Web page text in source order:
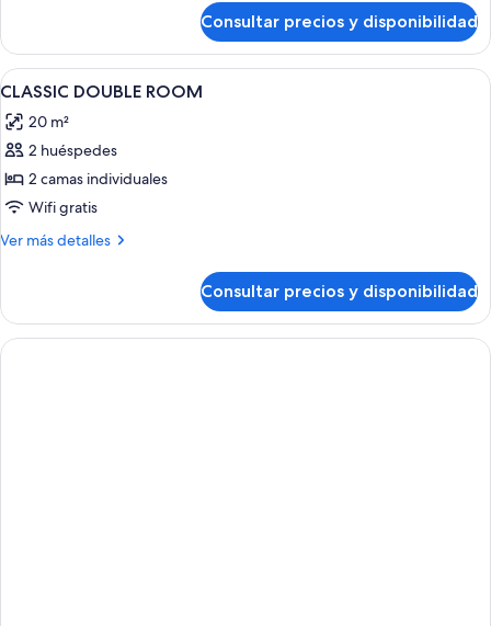
clásica
doble
Consultar precios y disponibilidad
Abrir
todas
las
fotos
de
CLASSIC
DOUBLE
3
CLASSIC DOUBLE ROOM
20 m²
2 huéspedes
2 camas individuales
Wifi gratis
Ver más detalles
Más
DOUBLE
ROOM
Consultar precios y disponibilidad